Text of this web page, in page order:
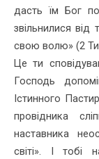
дасть їм Бог
звільнилися
свою волю» (2
Це ти
Господь
Істинного
провідника
наставника
світі». І тобі